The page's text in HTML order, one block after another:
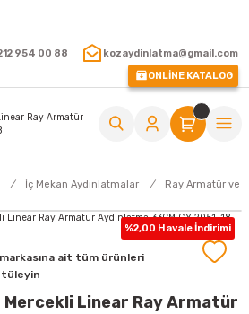
954 00 88
kozaydinlatma@gmail.com
ONLİNE KATALOG
İç Mekan Aydınlatmalar Ray Armatür ve
%2,00 Havale İndirimi
ait tüm ürünleri
Mercekli Linear Ray Armatür